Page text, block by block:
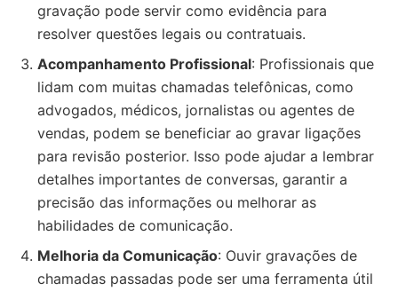
gravação pode servir como evidência para
resolver questões legais ou contratuais.
Acompanhamento Profissional: Profissionais que
lidam com muitas chamadas telefônicas, como
advogados, médicos, jornalistas ou agentes de
vendas, podem se beneficiar ao gravar ligações
para revisão posterior. Isso pode ajudar a lembrar
detalhes importantes de conversas, garantir a
precisão das informações ou melhorar as
habilidades de comunicação.
Melhoria da Comunicação: Ouvir gravações de
chamadas passadas pode ser uma ferramenta útil